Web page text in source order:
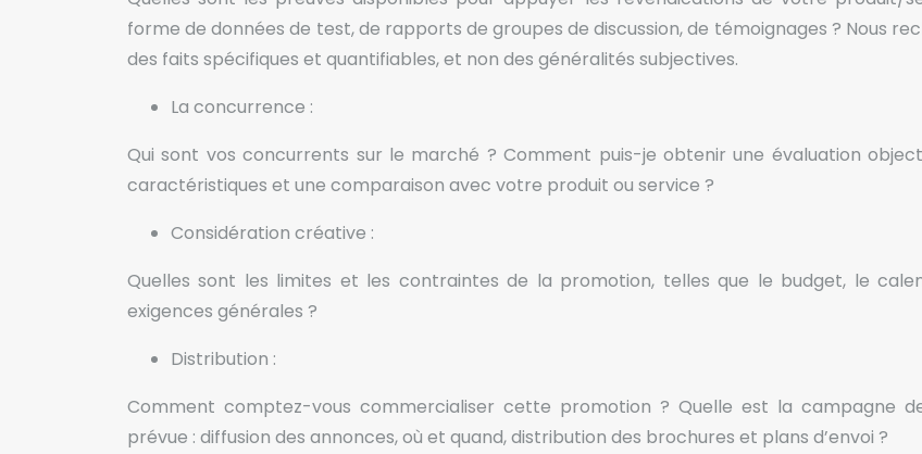
forme de données de test, de rapports de groupes de discussion, de témoignages ? Nous
des faits spécifiques et quantifiables, et non des généralités subjectives.
La concurrence :
Qui sont vos concurrents sur le marché ? Comment puis-je obtenir une évaluation
caractéristiques et une comparaison avec votre produit ou service ?
Considération créative :
Quelles sont les limites et les contraintes de la promotion, telles que le budget, le
exigences générales ?
Distribution :
Comment comptez-vous commercialiser cette promotion ? Quelle est la campagne
prévue : diffusion des annonces, où et quand, distribution des brochures et plans d’envoi ?